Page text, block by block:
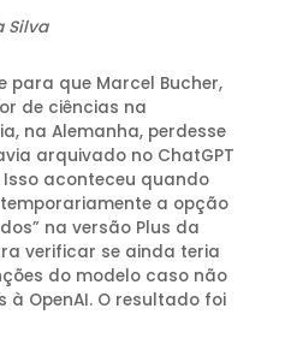
Silva
para que Marcel Bucher,
de ciências na
na Alemanha, perdesse
arquivado no ChatGPT
aconteceu quando
a opção
na versão Plus da
verificar se ainda teria
do modelo caso não
à OpenAI. O resultado foi